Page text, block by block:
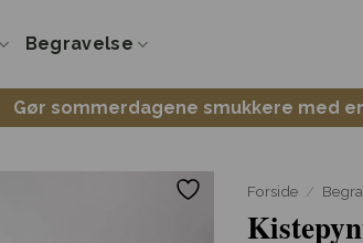
Begravelse
Gør sommerdagene smukkere med
Forside /